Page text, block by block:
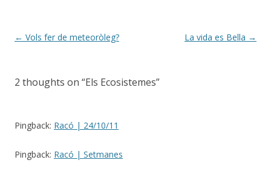
Post
← Vols fer de meteoròleg? La vida es Bella →
2 thoughts on “Els Ecosistemes”
Pingback: Racó | 24/10/11
Pingback: Racó | Setmanes